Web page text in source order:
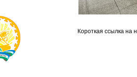
Короткая ссылка на